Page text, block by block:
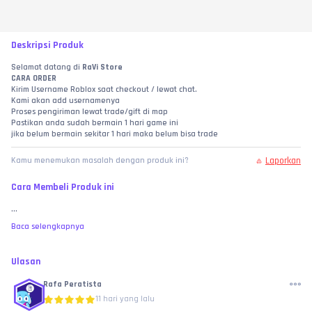
Deskripsi Produk
Selamat datang di RaVi Store
CARA ORDER
Kirim Username Roblox saat checkout / lewat chat.
Kami akan add usernamenya
Proses pengiriman lewat trade/gift di map
Pastikan anda sudah bermain 1 hari game ini
jika belum bermain sekitar 1 hari maka belum bisa trade
Kamu menemukan masalah dengan produk ini? Laporkan
Cara Membeli Produk ini
...
Baca selengkapnya
Ulasan
Rafa Peratista
11 hari yang lalu